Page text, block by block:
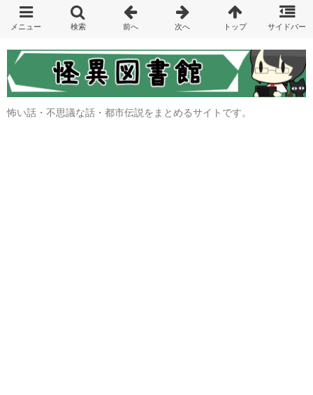
怖い話・不思議な話・都市伝説をまとめるサイトです。